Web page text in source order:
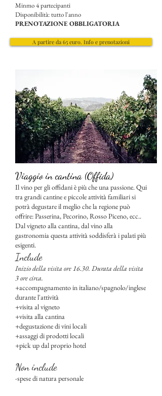
Minmo 4 partecipanti
Disponibilità: tutto l'anno
PRENOTAZIONE OBBLIGATORIA
A partire da 65 euro. Info e prenotazioni
Viaggio in cantina (Offida)
Il vino per gli offidani è più che una passione. Qui
tra grandi cantine e piccole attività familiari si
potrà degustare il meglio che la regione può
offrire: Passerina, Pecorino, Rosso Piceno, ecc..
Dal vigneto alla cantina, dal vino alla
gastronomia questa attività soddisferà i palati più
esigenti.
Include
Inizio della visita ore 16.30. Durata della visita
3 ore circa.
+accompagnamento in italiano/spagnolo/inglese
durante l'attività
+visita al vigneto
+visita alla cantina
+degustazione di vini locali
+assaggi di prodotti locali
+pick up dal proprio hotel
Non include
-spese di natura personale